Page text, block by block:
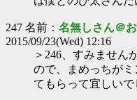
247 名前： 名無しさん＠
2015/09/23(Wed) 12:16
＞246、すみません
ので、まめっちが
てもらって宜しいで